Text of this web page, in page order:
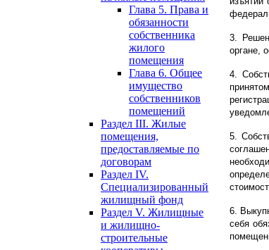
Глава 5. Права и
обязанности
собственника
жилого
помещения
Глава 6. Общее
имущество
собственников
помещений
Раздел III. Жилые
помещения,
предоставляемые по
договорам
Раздел IV.
Специализированный
жилищный фонд
Раздел V. Жилищные
и жилищно-
строительные
3.
органе,
4.
5.
6.
себя